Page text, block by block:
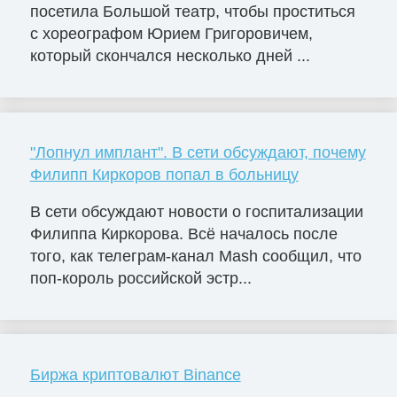
посетила Большой театр, чтобы проститься
с хореографом Юрием Григоровичем,
который скончался несколько дней ...
"Лопнул имплант". В сети обсуждают, почему
Филипп Киркоров попал в больницу
В сети обсуждают новости о госпитализации
Филиппа Киркорова. Всё началось после
того, как телеграм-канал Mash сообщил, что
поп-король российской эстр...
Биржа криптовалют Binance